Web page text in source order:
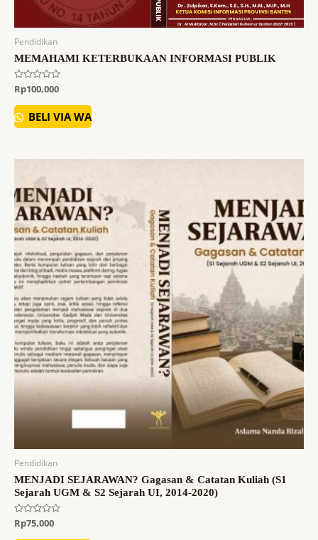
Pendidikan
MEMAHAMI KETERBUKAAN INFORMASI PUBLIK
Dinilai
0
dari
5
Rp100,000
BELI VIA WA
Pendidikan
MENJADI SEJARAWAN? Gagasan & Catatan Kuliah (S1
Sejarah UGM & S2 Sejarah UI, 2014-2020)
Dinilai
0
dari
Rp75,000